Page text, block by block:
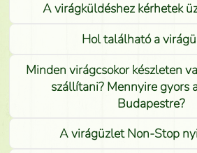
A virágküldéshez kérhetek
Hol található a
Minden virágcsokor készleten
szállítani? Mennyire gyors
Budapestre?
A virágüzlet Non-Stop